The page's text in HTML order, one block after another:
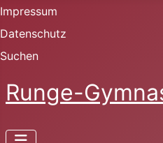
Impressum
Datenschutz
Suchen
Runge-